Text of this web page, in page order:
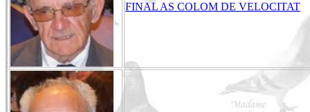
FINAL AS COLOM DE VELOCITAT